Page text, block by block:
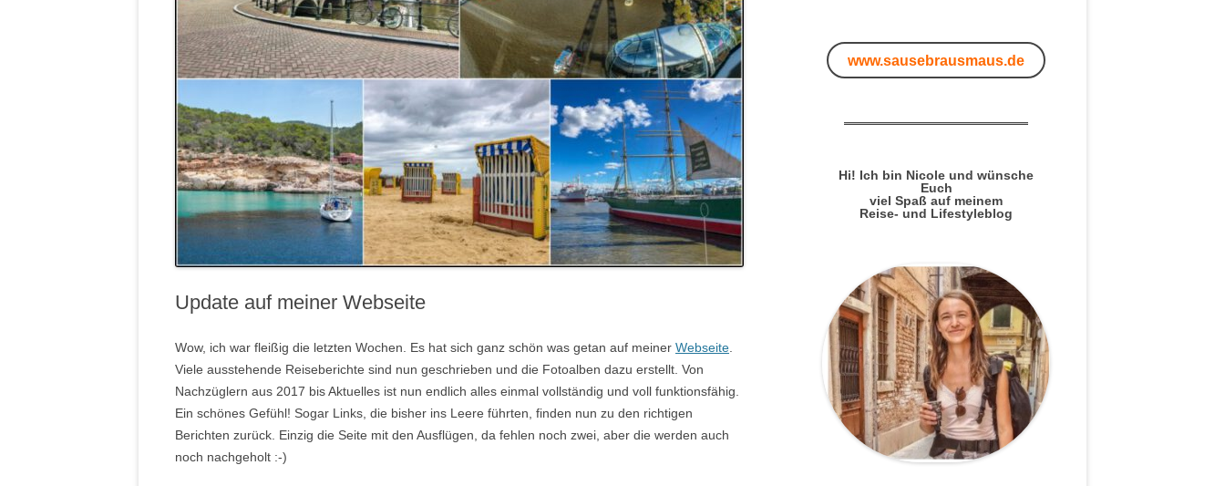
Update auf meiner Webseite
Wow, ich war fleißig die letzten Wochen. Es hat sich ganz schön was getan auf meiner Webseite
Viele ausstehende Reiseberichte sind nun geschrieben und die Fotoalben dazu erstellt. Von
Nachzüglern aus 2017 bis Aktuelles ist nun endlich alles einmal vollständig und voll funktionsfähig.
Ein schönes Gefühl! Sogar Links, die bisher ins Leere führten, finden nun zu den richtigen
Berichten zurück. Einzig die Seite mit den Ausflügen, da fehlen noch zwei, aber die werden auch
noch nachgeholt :-)
www.sausebrausmaus.de
Hi! Ich bin Nicole und wünsche
Euch
viel Spaß auf meinem
Reise- und Lifestyleblog